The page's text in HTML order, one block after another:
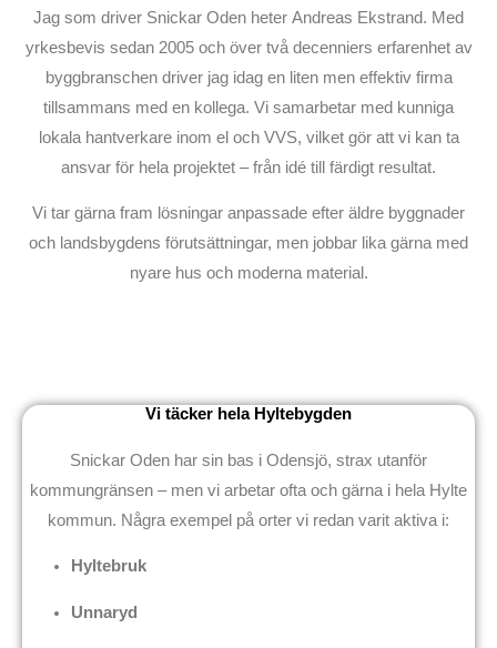
Jag som driver Snickar Oden heter Andreas Ekstrand. Med
yrkesbevis sedan 2005 och över två decenniers erfarenhet av
byggbranschen driver jag idag en liten men effektiv firma
tillsammans med en kollega. Vi samarbetar med kunniga
lokala hantverkare inom el och VVS, vilket gör att vi kan ta
ansvar för hela projektet – från idé till färdigt resultat.
Vi tar gärna fram lösningar anpassade efter äldre byggnader
och landsbygdens förutsättningar, men jobbar lika gärna med
nyare hus och moderna material.
Vi täcker hela Hyltebygden
Snickar Oden har sin bas i Odensjö, strax utanför
kommungränsen – men vi arbetar ofta och gärna i hela Hylte
kommun. Några exempel på orter vi redan varit aktiva i:
Hyltebruk
Unnaryd